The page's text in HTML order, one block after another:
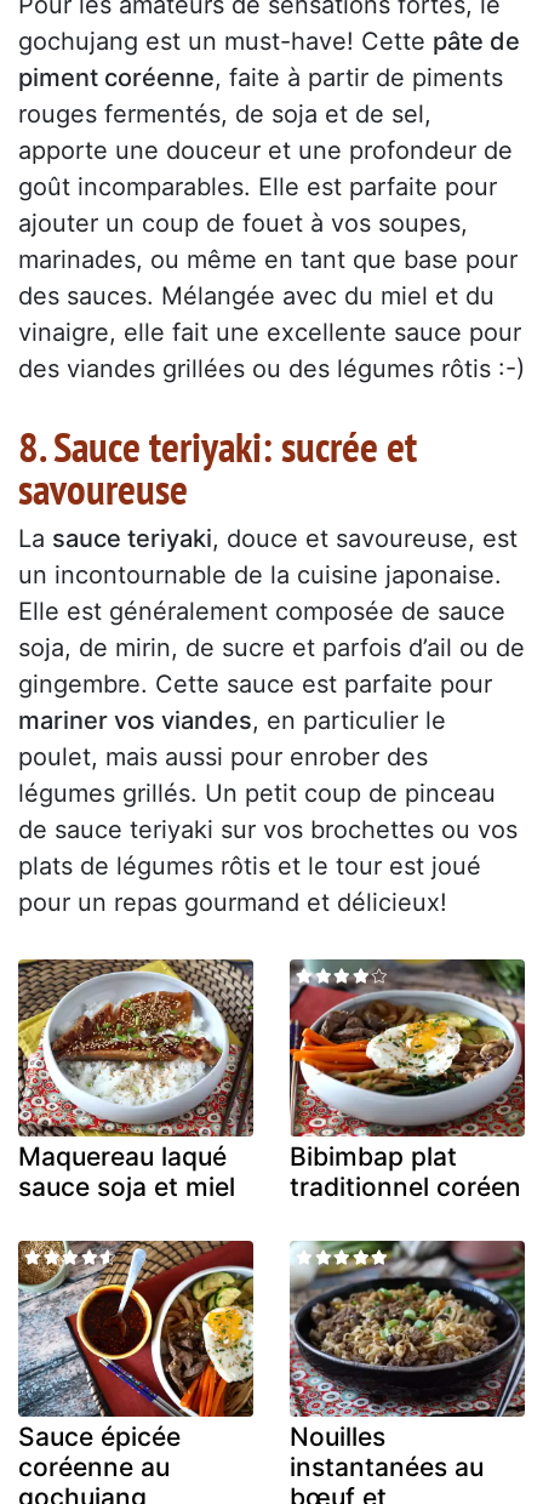
gochujang est un must-have! Cette pâte de
piment coréenne, faite à partir de piments
rouges fermentés, de soja et de sel,
apporte une douceur et une profondeur de
goût incomparables. Elle est parfaite pour
ajouter un coup de fouet à vos soupes,
marinades, ou même en tant que base pour
des sauces. Mélangée avec du miel et du
vinaigre, elle fait une excellente sauce pour
des viandes grillées ou des légumes rôtis :-)
8. Sauce teriyaki: sucrée et
savoureuse
La sauce teriyaki, douce et savoureuse, est
un incontournable de la cuisine japonaise.
Elle est généralement composée de sauce
soja, de mirin, de sucre et parfois d’ail ou de
gingembre. Cette sauce est parfaite pour
mariner vos viandes, en particulier le
poulet, mais aussi pour enrober des
légumes grillés. Un petit coup de pinceau
de sauce teriyaki sur vos brochettes ou vos
plats de légumes rôtis et le tour est joué
pour un repas gourmand et délicieux!
Maquereau laqué
sauce soja et miel
Bibimbap plat
traditionnel coréen
Sauce épicée
coréenne au
gochujang
Nouilles
instantanées au
bœuf et